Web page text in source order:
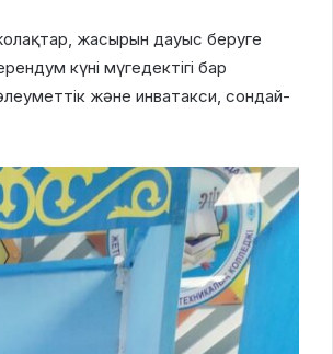
жасырын дауыс беруге
күні мүгедектігі бар
және инватакси, сондай-